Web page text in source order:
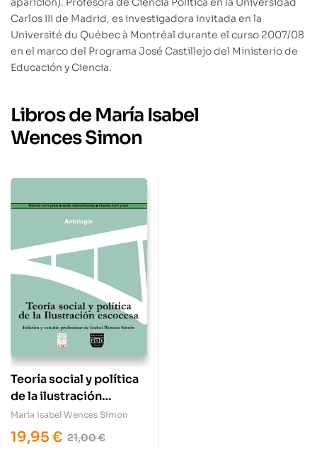
Carlos III de Madrid, es investigadora invitada en la
Université du Québec à Montréal durante el curso 2007/08
en el marco del Programa José Castillejo del Ministerio de
Educación y Ciencia.
Libros de María Isabel
Wences Simon
Teoría social y política
de la ilustración
escocesa
María Isabel Wences Simon
21,00€
19,95 €